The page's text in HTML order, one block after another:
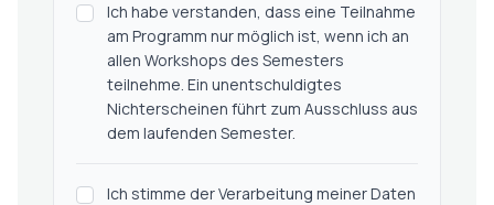
Ich habe verstanden, dass eine Teilnahme
am Programm nur möglich ist, wenn ich an
allen Workshops des Semesters
teilnehme. Ein unentschuldigtes
Nichterscheinen führt zum Ausschluss aus
dem laufenden Semester.
Ich stimme der Verarbeitung meiner Daten